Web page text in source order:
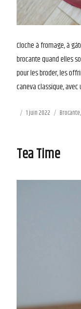
Cloche à fromage, à
brocante quand elles
pour les broder, les
caneva classique,
Publié
1 juin 2022 Brocante,
Tea Time